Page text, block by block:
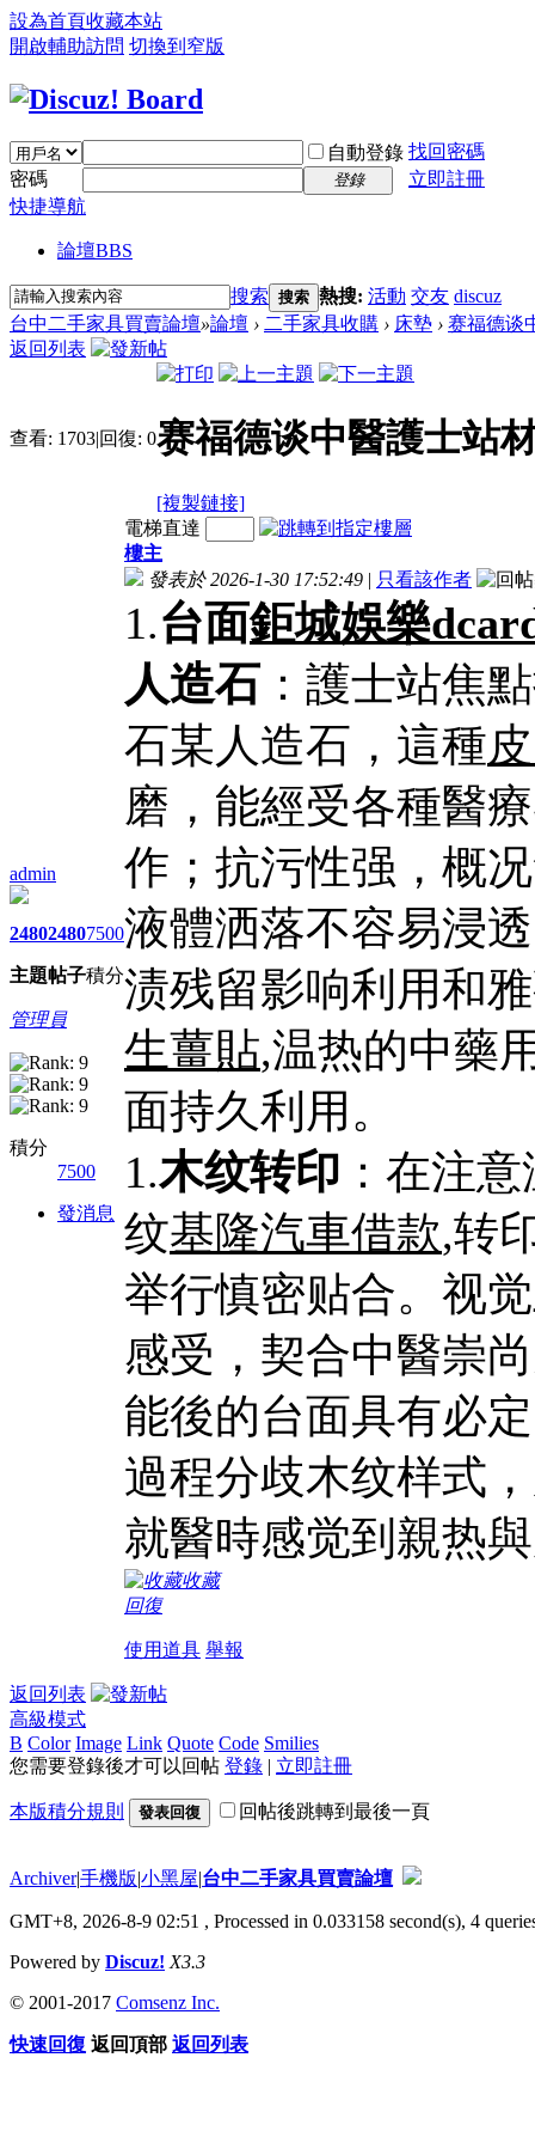
設為首頁收藏本站
開啟輔助訪問 切換到窄版
自動登錄 找回密碼
密碼
登錄
立即註冊
快捷導航
論壇BBS
搜索 搜索 熱搜: 活動 交友 discuz
台中二手家具買賣論壇»論壇 › 二手家具收購 › 床墊 › 赛福德谈
返回列表
查看: 1703|回復: 0赛福德谈中醫護士站
[複製鏈接]
admin
2480
主題
2480
帖子
7500
積分
管理員
積分
7500
發消息
電梯直達
樓主
發表於 2026-1-30 17:52:49 | 只看該作者
1.台面鉅城娛樂
人造石 ：護士站焦
石某人造石，這種
磨，能經受各種醫
作；抗污性强，概
液體洒落不容易浸
渍残留影响利用和
生薑貼,温热的中藥
面持久利用。
1.木纹转印 ：在注
纹基隆汽車借款,转
举行慎密贴合。视
感受，契合中醫崇
能後的台面具有必
過程分歧木纹样式
就醫時感觉到親热
收藏
回復
使用道具 舉報
返回列表
高級模式
B Color Image Link Quote Code Smilies
您需要登錄後才可以回帖 登錄 | 立即註冊
本版積分規則 發表回復 回帖後跳轉到最後一頁
Archiver|手機版|小黑屋|台中二手家具買賣論壇
GMT+8, 2026-8-9 02:51 , Processed in 0.033158 second(s), 4
Powered by Discuz! X3.3
© 2001-2017 Comsenz Inc.
快速回復 返回頂部 返回列表